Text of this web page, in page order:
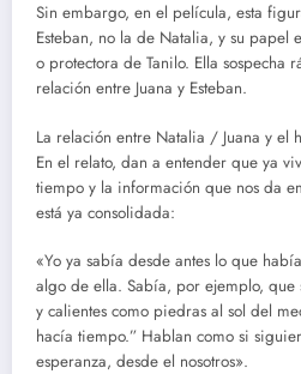
Sin embargo, en el película, esta
Esteban, no la de Natalia, y su papel
o protectora de Tanilo. Ella sospecha
relación entre Juana y Esteban.
La relación entre Natalia / Juana y el
En el relato, dan a entender que ya
tiempo y la información que nos da
está ya consolidada:
«Yo ya sabía desde antes lo que
algo de ella. Sabía, por ejemplo, que
y calientes como piedras al sol del
hacía tiempo.” Hablan como si
esperanza, desde el nosotros».